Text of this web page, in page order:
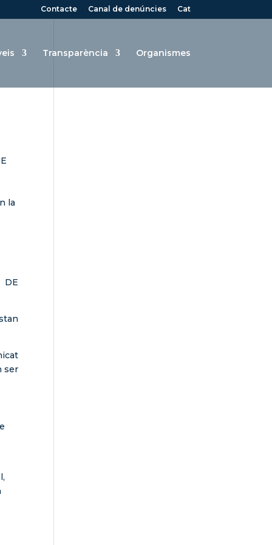
Contacte Canal de denúncies Cat
Transparència Organismes
la
DE
ser